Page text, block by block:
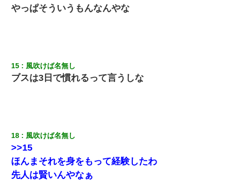
やっぱそういうもんなんやな
15 風吹けば名無し
ブスは3日で慣れるって言うしな
18 風吹けば名無し
>>15
ほんまそれを身をもって経験したわ
先人は賢いんやなぁ